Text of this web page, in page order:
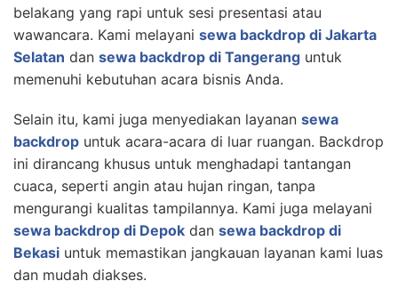
belakang yang rapi untuk sesi presentasi atau
wawancara. Kami melayani sewa backdrop di Jakarta
Selatan dan sewa backdrop di Tangerang untuk
memenuhi kebutuhan acara bisnis Anda.
Selain itu, kami juga menyediakan layanan sewa
backdrop untuk acara-acara di luar ruangan. Backdrop
ini dirancang khusus untuk menghadapi tantangan
cuaca, seperti angin atau hujan ringan, tanpa
mengurangi kualitas tampilannya. Kami juga melayani
sewa backdrop di Depok dan sewa backdrop di
Bekasi untuk memastikan jangkauan layanan kami luas
dan mudah diakses.